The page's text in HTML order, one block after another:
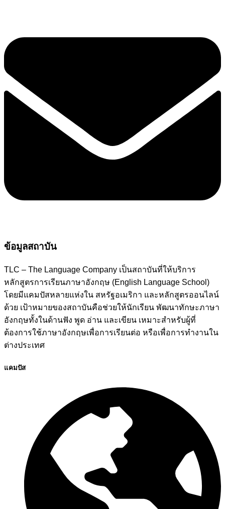
ข้อมูลสถาบัน
TLC – The Language Company เป็นสถาบันที่ให้บริการ
หลักสูตรการเรียนภาษาอังกฤษ (English Language School)
โดยมีแคมปัสหลายแห่งใน สหรัฐอเมริกา และหลักสูตรออนไลน์
ด้วย เป้าหมายของสถาบันคือช่วยให้นักเรียน พัฒนาทักษะภาษา
อังกฤษทั้งในด้านฟัง พูด อ่าน และเขียน เหมาะสำหรับผู้ที่
ต้องการใช้ภาษาอังกฤษเพื่อการเรียนต่อ หรือเพื่อการทำงานใน
ต่างประเทศ
แคมปัส